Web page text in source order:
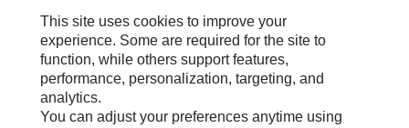
Preferensi Pemasaran Saya
Peta Situs
Cookie Settings
This site uses cookies to improve your
experience. Some are required for the site to
function, while others support features,
performance, personalization, targeting, and
analytics.
You can adjust your preferences anytime using